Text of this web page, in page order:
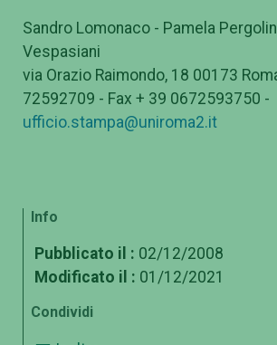
Sandro Lomonaco - Pamela
Vespasiani
via Orazio Raimondo, 18 00173
72592709 - Fax + 39 0672593750 -
ufficio.stampa@uniroma2.it
Info
Pubblicato il : 02/12/2008
Modificato il : 01/12/2021
Condividi